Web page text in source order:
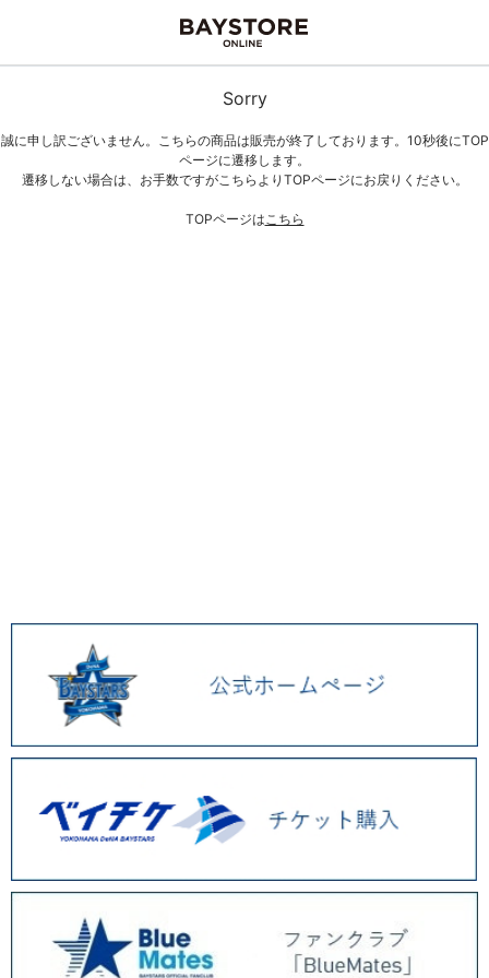
Sorry
誠に申し訳ございません。こちらの商品は販売が終了しております。10秒後にTOP
ページに遷移します。
遷移しない場合は、お手数ですがこちらよりTOPページにお戻りください。
TOPページはこちら